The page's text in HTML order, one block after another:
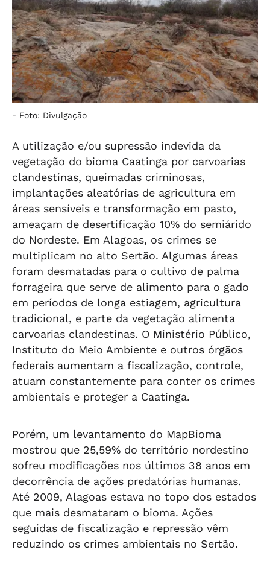
- Foto: Divulgação
A utilização e/ou supressão indevida da
vegetação do bioma Caatinga por carvoarias
clandestinas, queimadas criminosas,
implantações aleatórias de agricultura em
áreas sensíveis e transformação em pasto,
ameaçam de desertificação 10% do semiárido
do Nordeste. Em Alagoas, os crimes se
multiplicam no alto Sertão. Algumas áreas
foram desmatadas para o cultivo de palma
forrageira que serve de alimento para o gado
em períodos de longa estiagem, agricultura
tradicional, e parte da vegetação alimenta
carvoarias clandestinas. O Ministério Público,
Instituto do Meio Ambiente e outros órgãos
federais aumentam a fiscalização, controle,
atuam constantemente para conter os crimes
ambientais e proteger a Caatinga.
Porém, um levantamento do MapBioma
mostrou que 25,59% do território nordestino
sofreu modificações nos últimos 38 anos em
decorrência de ações predatórias humanas.
Até 2009, Alagoas estava no topo dos estados
que mais desmataram o bioma. Ações
seguidas de fiscalização e repressão vêm
reduzindo os crimes ambientais no Sertão.